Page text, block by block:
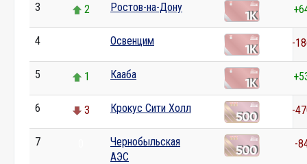
3 2 Ростов-на-Дону
4 Освенцим -
5 1 Кааба
6 3 Крокус Сити Холл -
7
Чернобыльская
АЭС
-